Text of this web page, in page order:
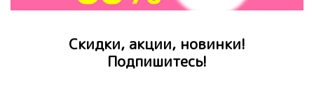
Скидки, акции, новинки!
Подпишитесь!